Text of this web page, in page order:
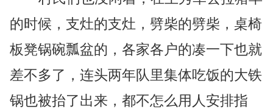
的时候，支灶的支灶，劈柴的劈柴，桌椅
板凳锅碗瓢盆的，各家各户的凑一下也就
差不多了，连头两年队里集体吃饭的大铁
锅也被抬了出来，都不怎么用人安排指